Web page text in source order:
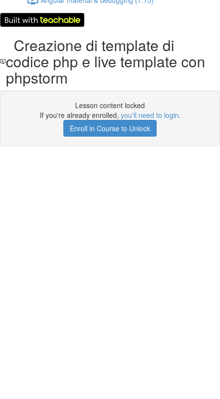
Creazione di template di
codice php e live template con
phpstorm
Lesson content locked
If you're already enrolled, you'll need to login.
Enroll in Course to Unlock